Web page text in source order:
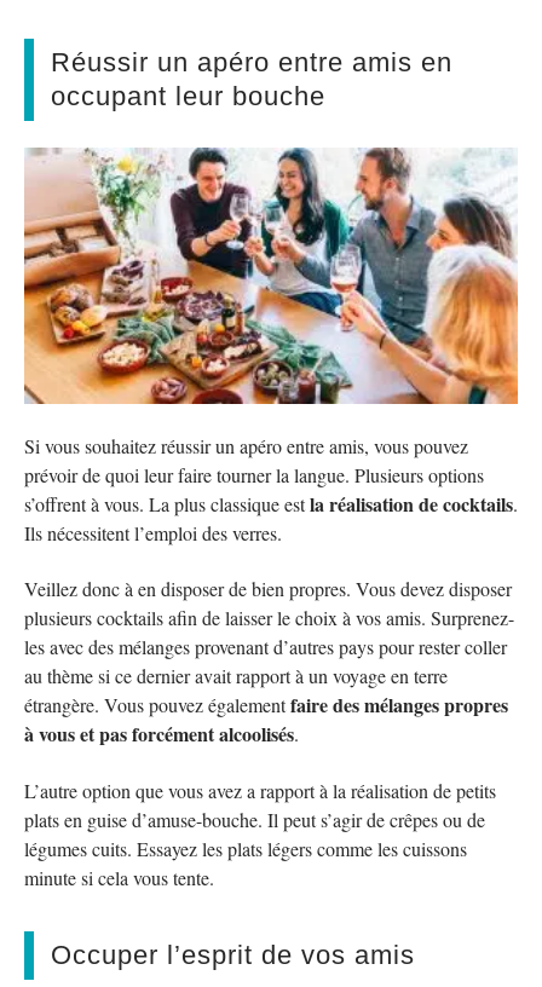
Réussir un apéro entre amis en
occupant leur bouche
Si vous souhaitez réussir un apéro entre amis, vous pouvez
prévoir de quoi leur faire tourner la langue. Plusieurs options
s’offrent à vous. La plus classique estla réalisation de cocktails.
Ils nécessitent l’emploi des verres.
Veillez donc à en disposer de bien propres. Vous devez disposer
plusieurs cocktails afin de laisser le choix à vos amis. Surprenez-
les avec des mélanges provenant d’autres pays pour rester coller
au thème si ce dernier avait rapport à un voyage en terre
étrangère. Vous pouvez égalementfaire des mélanges propres
à vous et pas forcément alcoolisés.
L’autre option que vous avez a rapport à la réalisation de petits
plats en guise d’amuse-bouche. Il peut s’agir de crêpes ou de
légumes cuits. Essayez les plats légers comme les cuissons
minute si cela vous tente.
Occuper l’esprit de vos amis